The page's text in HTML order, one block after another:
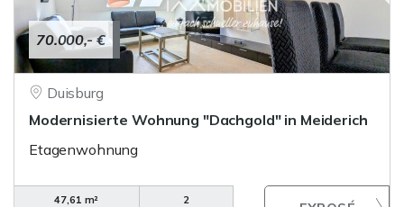
70.000,- €
Duisburg
Modernisierte Wohnung "Dachgold" in Meiderich
Etagenwohnung
47,61 m²
2